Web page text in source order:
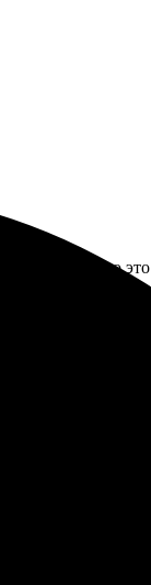
доставки, но это
скол лака.